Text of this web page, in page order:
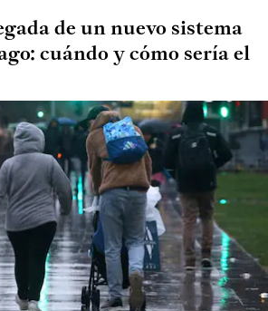
de un nuevo sistema
cuándo y cómo sería el